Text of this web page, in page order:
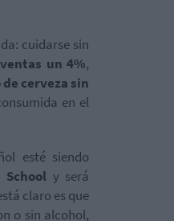
cuidarse sin
un 4%,
cerveza sin
en el
esté siendo
School y será
claro es que
o sin alcohol,